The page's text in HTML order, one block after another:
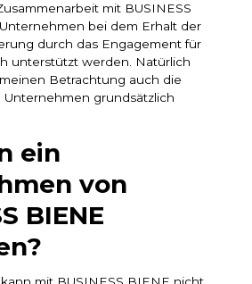
mit BUSINESS
bei dem Erhalt der
durch das Engagement für
unterstützt werden. Natürlich
Betrachtung auch die
Unternehmen grundsätzlich
ein
von
BIENE